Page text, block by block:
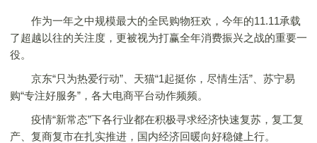
作为一年之中规模最大的全民购物狂欢，今年的11.11承载
了超越以往的关注度，更被视为打赢全年消费振兴之战的重要一
役。
京东“只为热爱行动”、天猫“1起挺你，尽情生活”、苏宁易
购“专注好服务”，各大电商平台动作频频。
疫情“新常态”下各行业都在积极寻求经济快速复苏，复工复
产、复商复市在扎实推进，国内经济回暖向好稳健上行。